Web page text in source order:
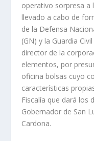
operativo sorpresa a
llevado a cabo de
de la Defensa
(GN) y la Guardia
director de la
elementos, por
oficina bolsas cuyo
características
Fiscalía que dará los
Gobernador de San
Cardona.